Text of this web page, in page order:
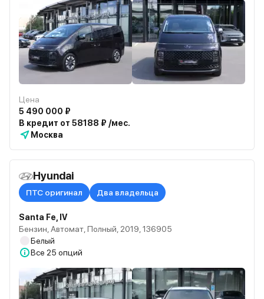
Цена
5 490 000 ₽
В кредит от 58188 ₽ /мес.
Москва
Hyundai
ПТС оригинал Два владельца
Santa Fe, IV
Бензин, Автомат, Полный, 2019, 136905
Белый
Все 25 опций